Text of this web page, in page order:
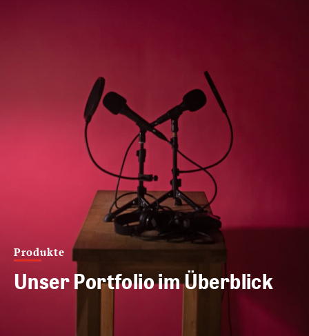
Produkte
Unser Portfolio im Überblick